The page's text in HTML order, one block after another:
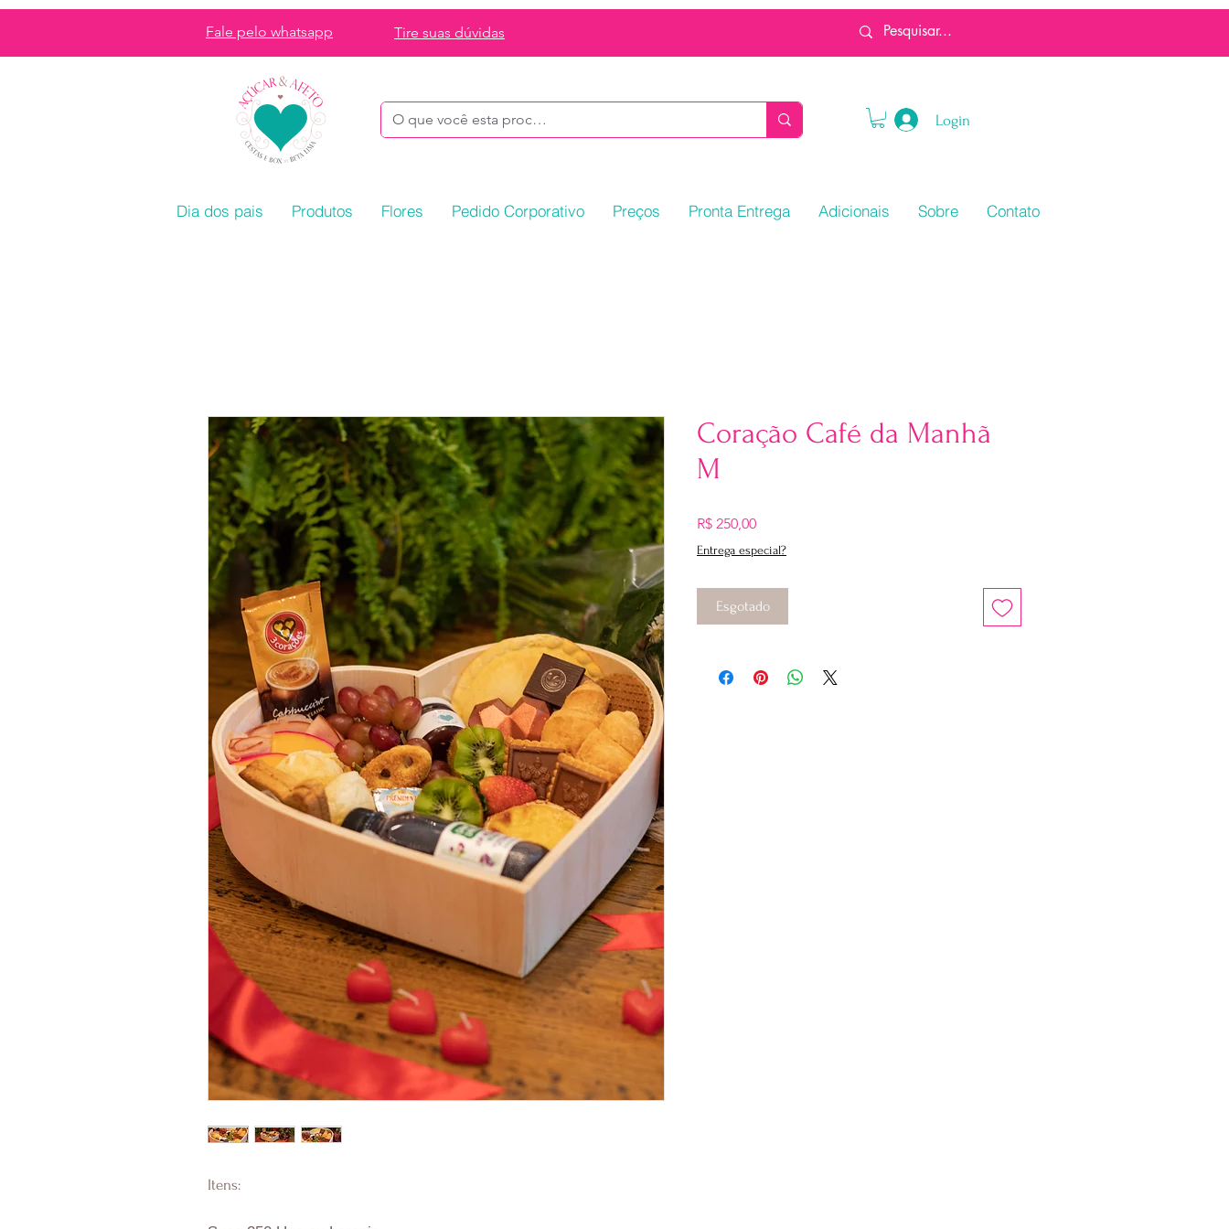
Fale pelo whatsapp Tire suas dúvidas
Login
Dia dos pais Produtos Flores Pedido Corporativo Preços Pronta Entrega Adicionais Sobre Contato
Itens:
Coração Café da Manhã
M
R$ 250,00Preço
Entrega especial?
Esgotado